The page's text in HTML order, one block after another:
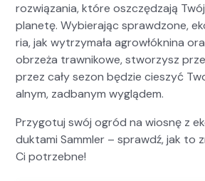
rozwiąza­nia, które oszczędza­ją
plan­etę. Wybier­a­jąc sprawd­zone,
ria, jak wytrzy­mała agrowłókn­i­na
obrzeża trawnikowe, stworzysz
przez cały sezon będzie cieszyć
al­nym, zad­banym wyglą­dem.
Przy­go­tuj swój ogród na wios­nę z
duk­ta­mi Samm­ler – sprawdź, jak to
Ci potrzeb­ne!